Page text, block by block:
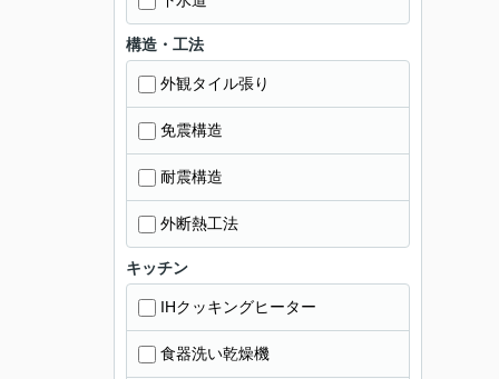
構造・工法
外観タイル張り
免震構造
耐震構造
外断熱工法
キッチン
IHクッキングヒーター
食器洗い乾燥機